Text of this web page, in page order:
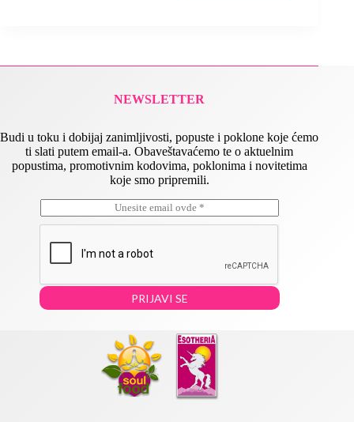
NEWSLETTER
Budi u toku i dobijaj zanimljivosti, popuste i poklone koje ćemo
ti slati putem email-a. Obaveštavaćemo te o aktuelnim
popustima, promotivnim kodovima, poklonima i novitetima
koje smo pripremili.
m
m
m
PRIJAVI SE